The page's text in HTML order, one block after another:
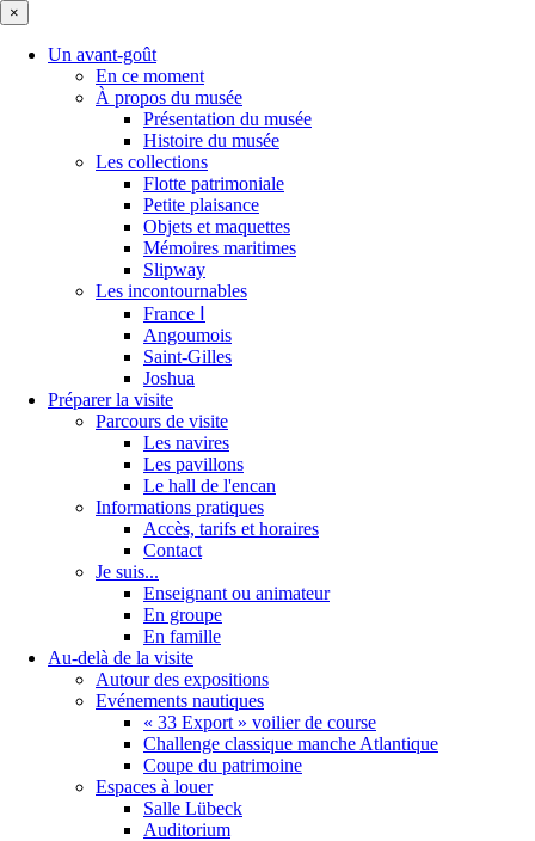
×
Un avant-goût
En ce moment
À propos du musée
Présentation du musée
Histoire du musée
Les collections
Flotte patrimoniale
Petite plaisance
Objets et maquettes
Mémoires maritimes
Slipway
Les incontournables
France Ⅰ
Angoumois
Saint-Gilles
Joshua
Préparer la visite
Parcours de visite
Les navires
Les pavillons
Le hall de l'encan
Informations pratiques
Accès, tarifs et horaires
Contact
Je suis...
Enseignant ou animateur
En groupe
En famille
Au-delà de la visite
Autour des expositions
Evénements nautiques
« 33 Export » voilier de course
Challenge classique manche Atlantique
Coupe du patrimoine
Espaces à louer
Salle Lübeck
Auditorium